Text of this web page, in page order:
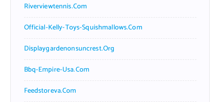
Riverviewtennis.com
Official-Kelly-Toys-Squishmallows.com
Displaygardenonsuncrest.org
Bbq-Empire-Usa.com
Feedstoreva.com